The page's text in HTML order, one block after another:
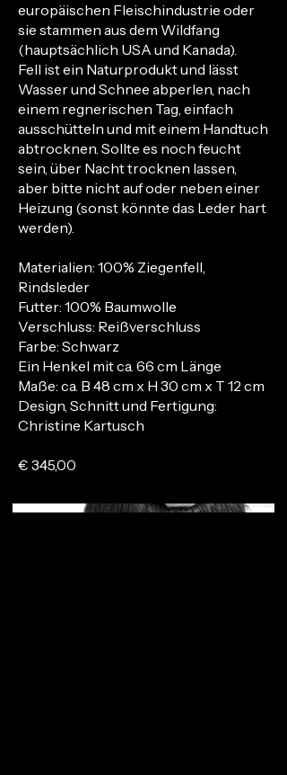
europäischen Fleischindustrie oder
sie stammen aus dem Wildfang
(hauptsächlich USA und Kanada).
Fell ist ein Naturprodukt und lässt
Wasser und Schnee abperlen, nach
einem regnerischen Tag, einfach
ausschütteln und mit einem Handtuch
abtrocknen. Sollte es noch feucht
sein, über Nacht trocknen lassen,
aber bitte nicht auf oder neben einer
Heizung (sonst könnte das Leder hart
werden).
Materialien: 100% Ziegenfell,
Rindsleder
Futter: 100% Baumwolle
Verschluss: Reißverschluss
Farbe: Schwarz
Ein Henkel mit ca. 66 cm Länge
Maße: ca. B 48 cm x H 30 cm x T 12 cm
Design, Schnitt und Fertigung:
Christine Kartusch
€ 345,00